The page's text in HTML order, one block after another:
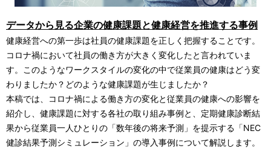
データから見る企業の健康課題と健康経営を推進する事例
健康経営への第一歩は社員の健康課題を正しく把握することです。
コロナ禍において社員の働き方が大きく変化したと言われていま
す。このようなワークスタイルの変化の中で従業員の健康はどう変
わりましたか？どのような健康課題が生じましたか？
本稿では、コロナ禍による働き方の変化と従業員の健康への影響を
紹介し、健康課題に対する各社の取り組み事例と、定期健康診断結
果から従業員一人ひとりの「数年後の将来予測」を提示する「NEC
健診結果予測シミュレーション」の導入事例について解説します。